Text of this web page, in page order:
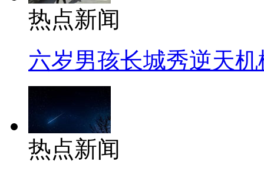
热点新闻
六岁男孩长城秀逆天机
热点新闻